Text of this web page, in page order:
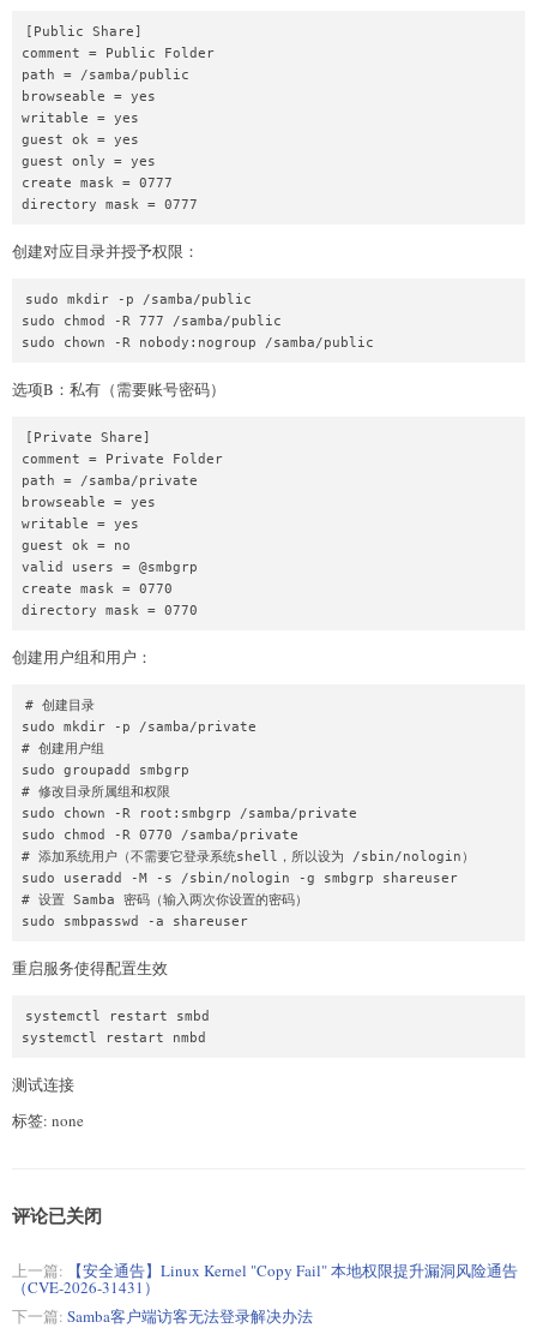
[Public Share]
comment = Public Folder
path = /samba/public
browseable = yes
writable = yes
guest ok = yes
guest only = yes
create mask = 0777
创建对应目录并授予权限：
sudo mkdir -p /samba/public
sudo chmod -R 777 /samba/public
选项B：私有（需要账号密码）
[Private Share]
comment = Private Folder
path = /samba/private
browseable = yes
writable = yes
guest ok = no
valid users = @smbgrp
create mask = 0770
创建用户组和用户：
# 创建目录
sudo mkdir -p /samba/private
# 创建用户组
sudo groupadd smbgrp
# 修改目录所属组和权限
sudo chown -R root:smbgrp /samba/private
sudo chmod -R 0770 /samba/private
# 添加系统用户（不需要它登录系统shell，所以设为 /sbin/nologin）
sudo useradd -M -s /sbin/nologin -g smbgrp shareuser
# 设置 Samba 密码（输入两次你设置的密码）
重启服务使得配置生效
systemctl restart smbd
测试连接
标签: none
评论已关闭
上一篇: 【安全通告】Linux Kernel "Copy Fail" 本地权限提升漏洞风险通告
（CVE-2026-31431）
下一篇: Samba客户端访客无法登录解决办法